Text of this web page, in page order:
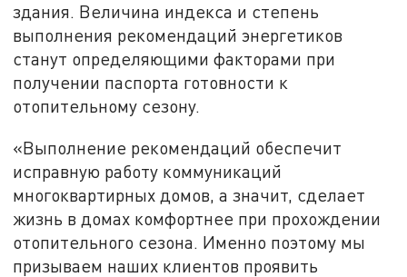
здания. Величина индекса и степень
выполнения рекомендаций энергетиков
станут определяющими факторами при
получении паспорта готовности к
отопительному сезону.
«Выполнение рекомендаций обеспечит
исправную работу коммуникаций
многоквартирных домов, а значит, сделает
жизнь в домах комфортнее при прохождении
отопительного сезона. Именно поэтому мы
призываем наших клиентов проявить